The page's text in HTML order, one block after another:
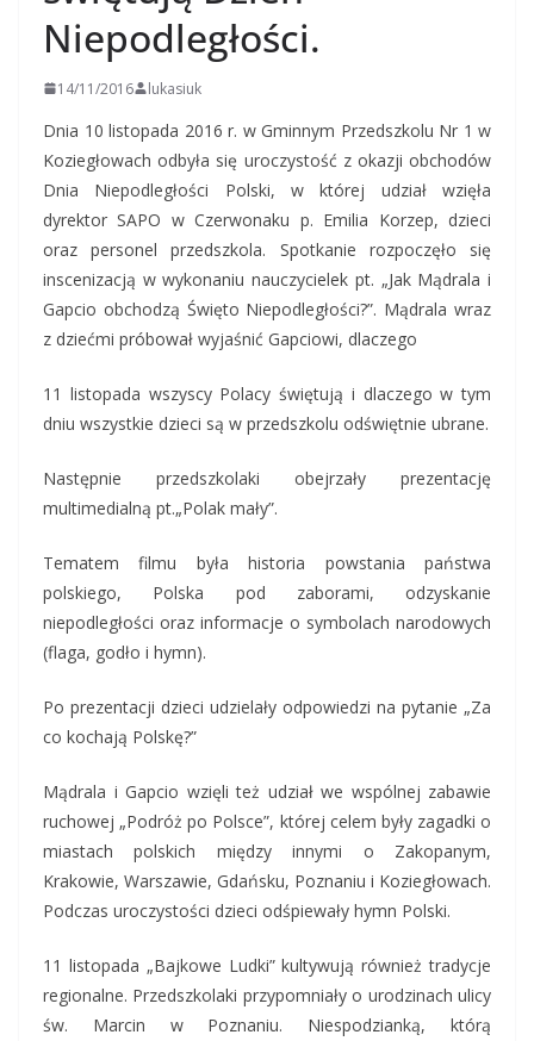
Niepodległości.
14/11/2016 lukasiuk
Dnia 10 listopada 2016 r. w Gminnym Przedszkolu Nr 1 w
Koziegłowach odbyła się uroczystość z okazji obchodów
Dnia Niepodległości Polski, w której udział wzięła
dyrektor SAPO w Czerwonaku p. Emilia Korzep, dzieci
oraz personel przedszkola. Spotkanie rozpoczęło się
inscenizacją w wykonaniu nauczycielek pt. „Jak Mądrala i
Gapcio obchodzą Święto Niepodległości?”. Mądrala wraz
z dziećmi próbował wyjaśnić Gapciowi, dlaczego
11 listopada wszyscy Polacy świętują i dlaczego w tym
dniu wszystkie dzieci są w przedszkolu odświętnie ubrane.
Następnie przedszkolaki obejrzały prezentację
multimedialną pt.„Polak mały”.
Tematem filmu była historia powstania państwa
polskiego, Polska pod zaborami, odzyskanie
niepodległości oraz informacje o symbolach narodowych
(flaga, godło i hymn).
Po prezentacji dzieci udzielały odpowiedzi na pytanie „Za
co kochają Polskę?”
Mądrala i Gapcio wzięli też udział we wspólnej zabawie
ruchowej „Podróż po Polsce”, której celem były zagadki o
miastach polskich między innymi o Zakopanym,
Krakowie, Warszawie, Gdańsku, Poznaniu i Koziegłowach.
Podczas uroczystości dzieci odśpiewały hymn Polski.
11 listopada „Bajkowe Ludki” kultywują również tradycje
regionalne. Przedszkolaki przypomniały o urodzinach ulicy
św. Marcin w Poznaniu. Niespodzianką, którą